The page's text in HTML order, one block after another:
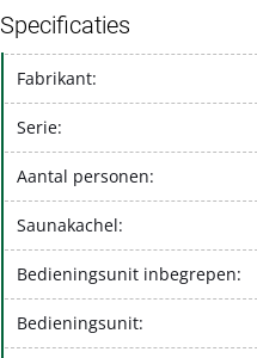
Specificaties
Fabrikant:
Serie:
Aantal personen:
Saunakachel:
Bedieningsunit inbegrepen:
Bedieningsunit: